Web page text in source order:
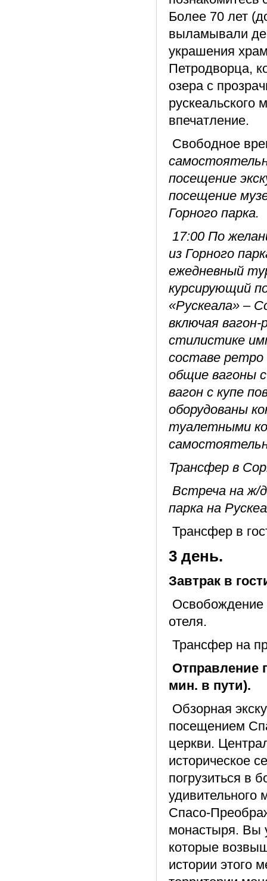
Более 70 лет
выламывали
украшения
Петродворца,
озера с
рускеальского
впечатление.
Свободное
посещение
посещение
Горного парка.
17:00 По
из Горного
ежедневный
курсирующий
«Рускеала» –
включая
стилистике
составе ретро
общие вагоны
вагон с купе
оборудованы
туалетными
Трансфер в
Встреча на ж/
парка на
Трансфер в
3 день.
Завтрак в
Освобождение
отеля.
Трансфер на
Отправление
мин. в пути).
Обзорная
посещением
церкви.
историческое
погрузиться в
удивительного
Спасо-
монастыря. Вы
которые
истории этого